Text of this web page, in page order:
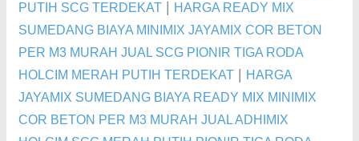
PUTIH SCG TERDEKAT
HARGA READY MIX
SUMEDANG BIAYA MINIMIX JAYAMIX COR BETON
PER M3 MURAH JUAL SCG PIONIR TIGA RODA
HOLCIM MERAH PUTIH TERDEKAT
HARGA
JAYAMIX SUMEDANG BIAYA READY MIX MINIMIX
COR BETON PER M3 MURAH JUAL ADHIMIX